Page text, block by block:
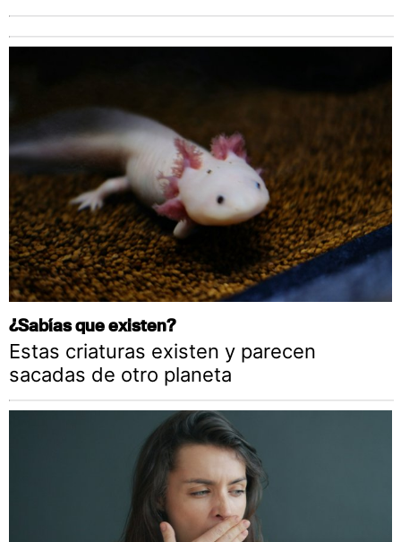
¿Sabías que existen?
Estas criaturas existen y parecen
sacadas de otro planeta